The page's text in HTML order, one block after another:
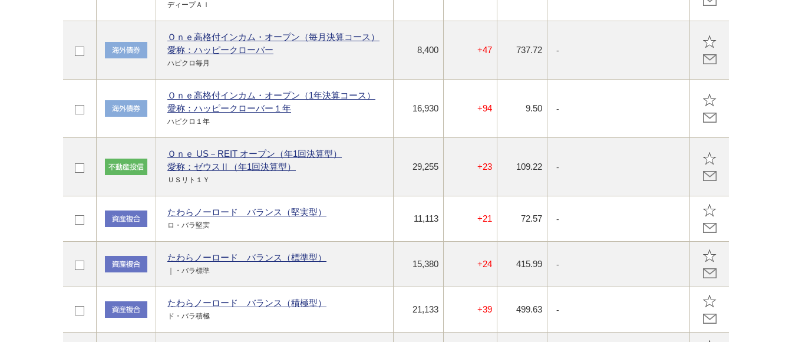
ディープＡＩ
Ｏｎｅ高格付インカム・オープン（毎月決算コース）
愛称：ハッピークローバー
ハピクロ毎月
8,400 +47 737.72 -
Ｏｎｅ高格付インカム・オープン（1年決算コース）
愛称：ハッピークローバー１年
ハピクロ１年
16,930 +94 9.50 -
Ｏｎｅ US－REIT オープン（年1回決算型）
愛称：ゼウスⅡ（年1回決算型）
ＵＳリト１Ｙ
29,255 +23 109.22 -
たわらノーロード バランス（堅実型）
ロ・バラ堅実
11,113 +21 72.57 -
たわらノーロード バランス（標準型）
｜・バラ標準
15,380 +24 415.99 -
たわらノーロード バランス（積極型）
ド・バラ積極
21,133 +39 499.63 -